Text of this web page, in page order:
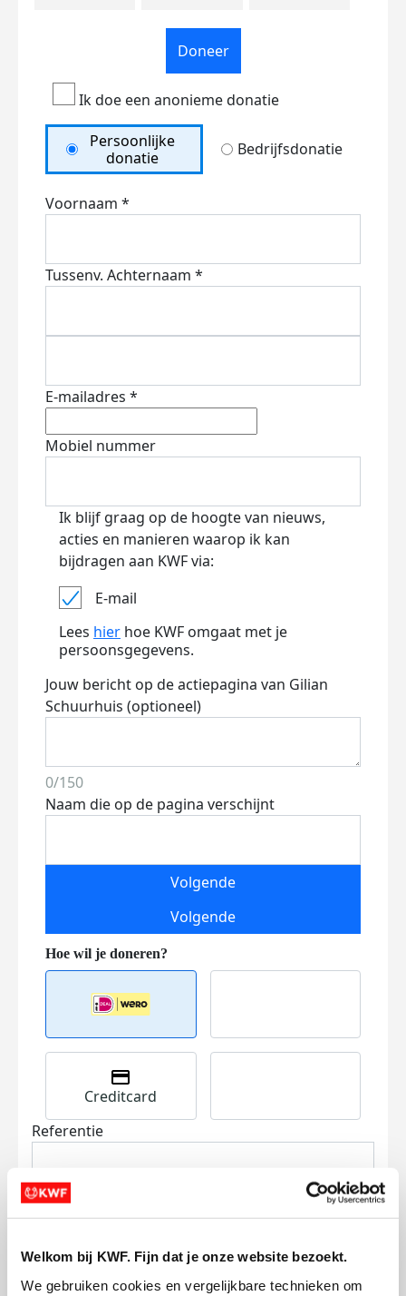
Welkom bij KWF. Fijn dat je onze website bezoekt.
We gebruiken cookies en vergelijkbare technieken om
Doneer
Ik doe een anonieme donatie
Persoonlijke
donatie
Bedrijfsdonatie
Voornaam *
Tussenv. Achternaam *
E-mailadres *
Mobiel nummer
Ik blijf graag op de hoogte van nieuws,
acties en manieren waarop ik kan
bijdragen aan KWF via:
E-mail
Lees hier hoe KWF omgaat met je
persoonsgegevens.
Jouw bericht op de actiepagina van Gilian
Schuurhuis (optioneel)
0/150
Naam die op de pagina verschijnt
Volgende
Volgende
Creditcard
Referentie